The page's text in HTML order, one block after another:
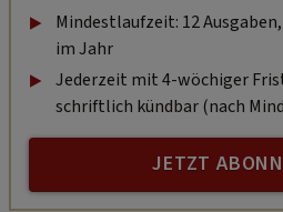
Mindestlaufzeit: 12
im Jahr
Jederzeit mit 4-wöchiger
schriftlich kündbar (nach
JETZT